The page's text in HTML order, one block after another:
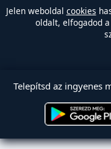
Jelen weboldal cookies
oldalt, elfogadod
Telepítsd az ingyenes